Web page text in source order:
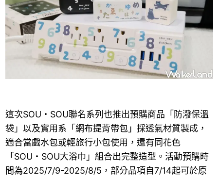
這次SOU・SOU聯名系列也推出預購商品「防潑保溫
袋」以及實用系「網布提背帶包」採透氣材質製成，
適合當戲水包或輕旅行小包使用，還有同花色
「SOU・SOU大浴巾」組合出完整造型。活動預購時
間為2025/7/9-2025/8/5，部分品項自7/14起可於原